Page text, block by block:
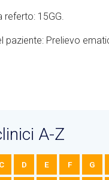
referto: 15GG.
paziente: Prelievo
A-Z
C D E F G